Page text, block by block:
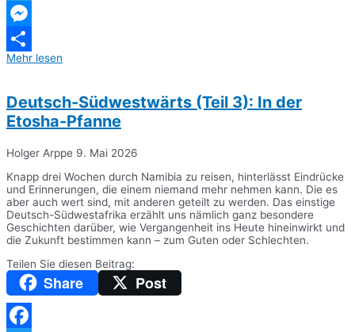
Telegram
Messenger
Teilen
Mehr lesen
Deutsch-Südwestwärts (Teil 3): In der
Etosha-Pfanne
Holger Arppe 9. Mai 2026
Knapp drei Wochen durch Namibia zu reisen, hinterlässt Eindrücke
und Erinnerungen, die einem niemand mehr nehmen kann. Die es
aber auch wert sind, mit anderen geteilt zu werden. Das einstige
Deutsch-Südwestafrika erzählt uns nämlich ganz besondere
Geschichten darüber, wie Vergangenheit ins Heute hineinwirkt und
die Zukunft bestimmen kann – zum Guten oder Schlechten.
Teilen Sie diesen Beitrag:
Share Post